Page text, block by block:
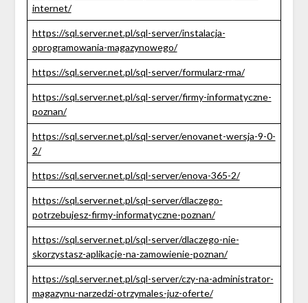
internet/
https://sql.server.net.pl/sql-server/instalacja-
oprogramowania-magazynowego/
https://sql.server.net.pl/sql-server/formularz-rma/
https://sql.server.net.pl/sql-server/firmy-informatyczne-
poznan/
https://sql.server.net.pl/sql-server/enovanet-wersja-9-0-
2/
https://sql.server.net.pl/sql-server/enova-365-2/
https://sql.server.net.pl/sql-server/dlaczego-
potrzebujesz-firmy-informatyczne-poznan/
https://sql.server.net.pl/sql-server/dlaczego-nie-
skorzystasz-aplikacje-na-zamowienie-poznan/
https://sql.server.net.pl/sql-server/czy-na-administrator-
magazynu-narzedzi-otrzymales-juz-oferte/